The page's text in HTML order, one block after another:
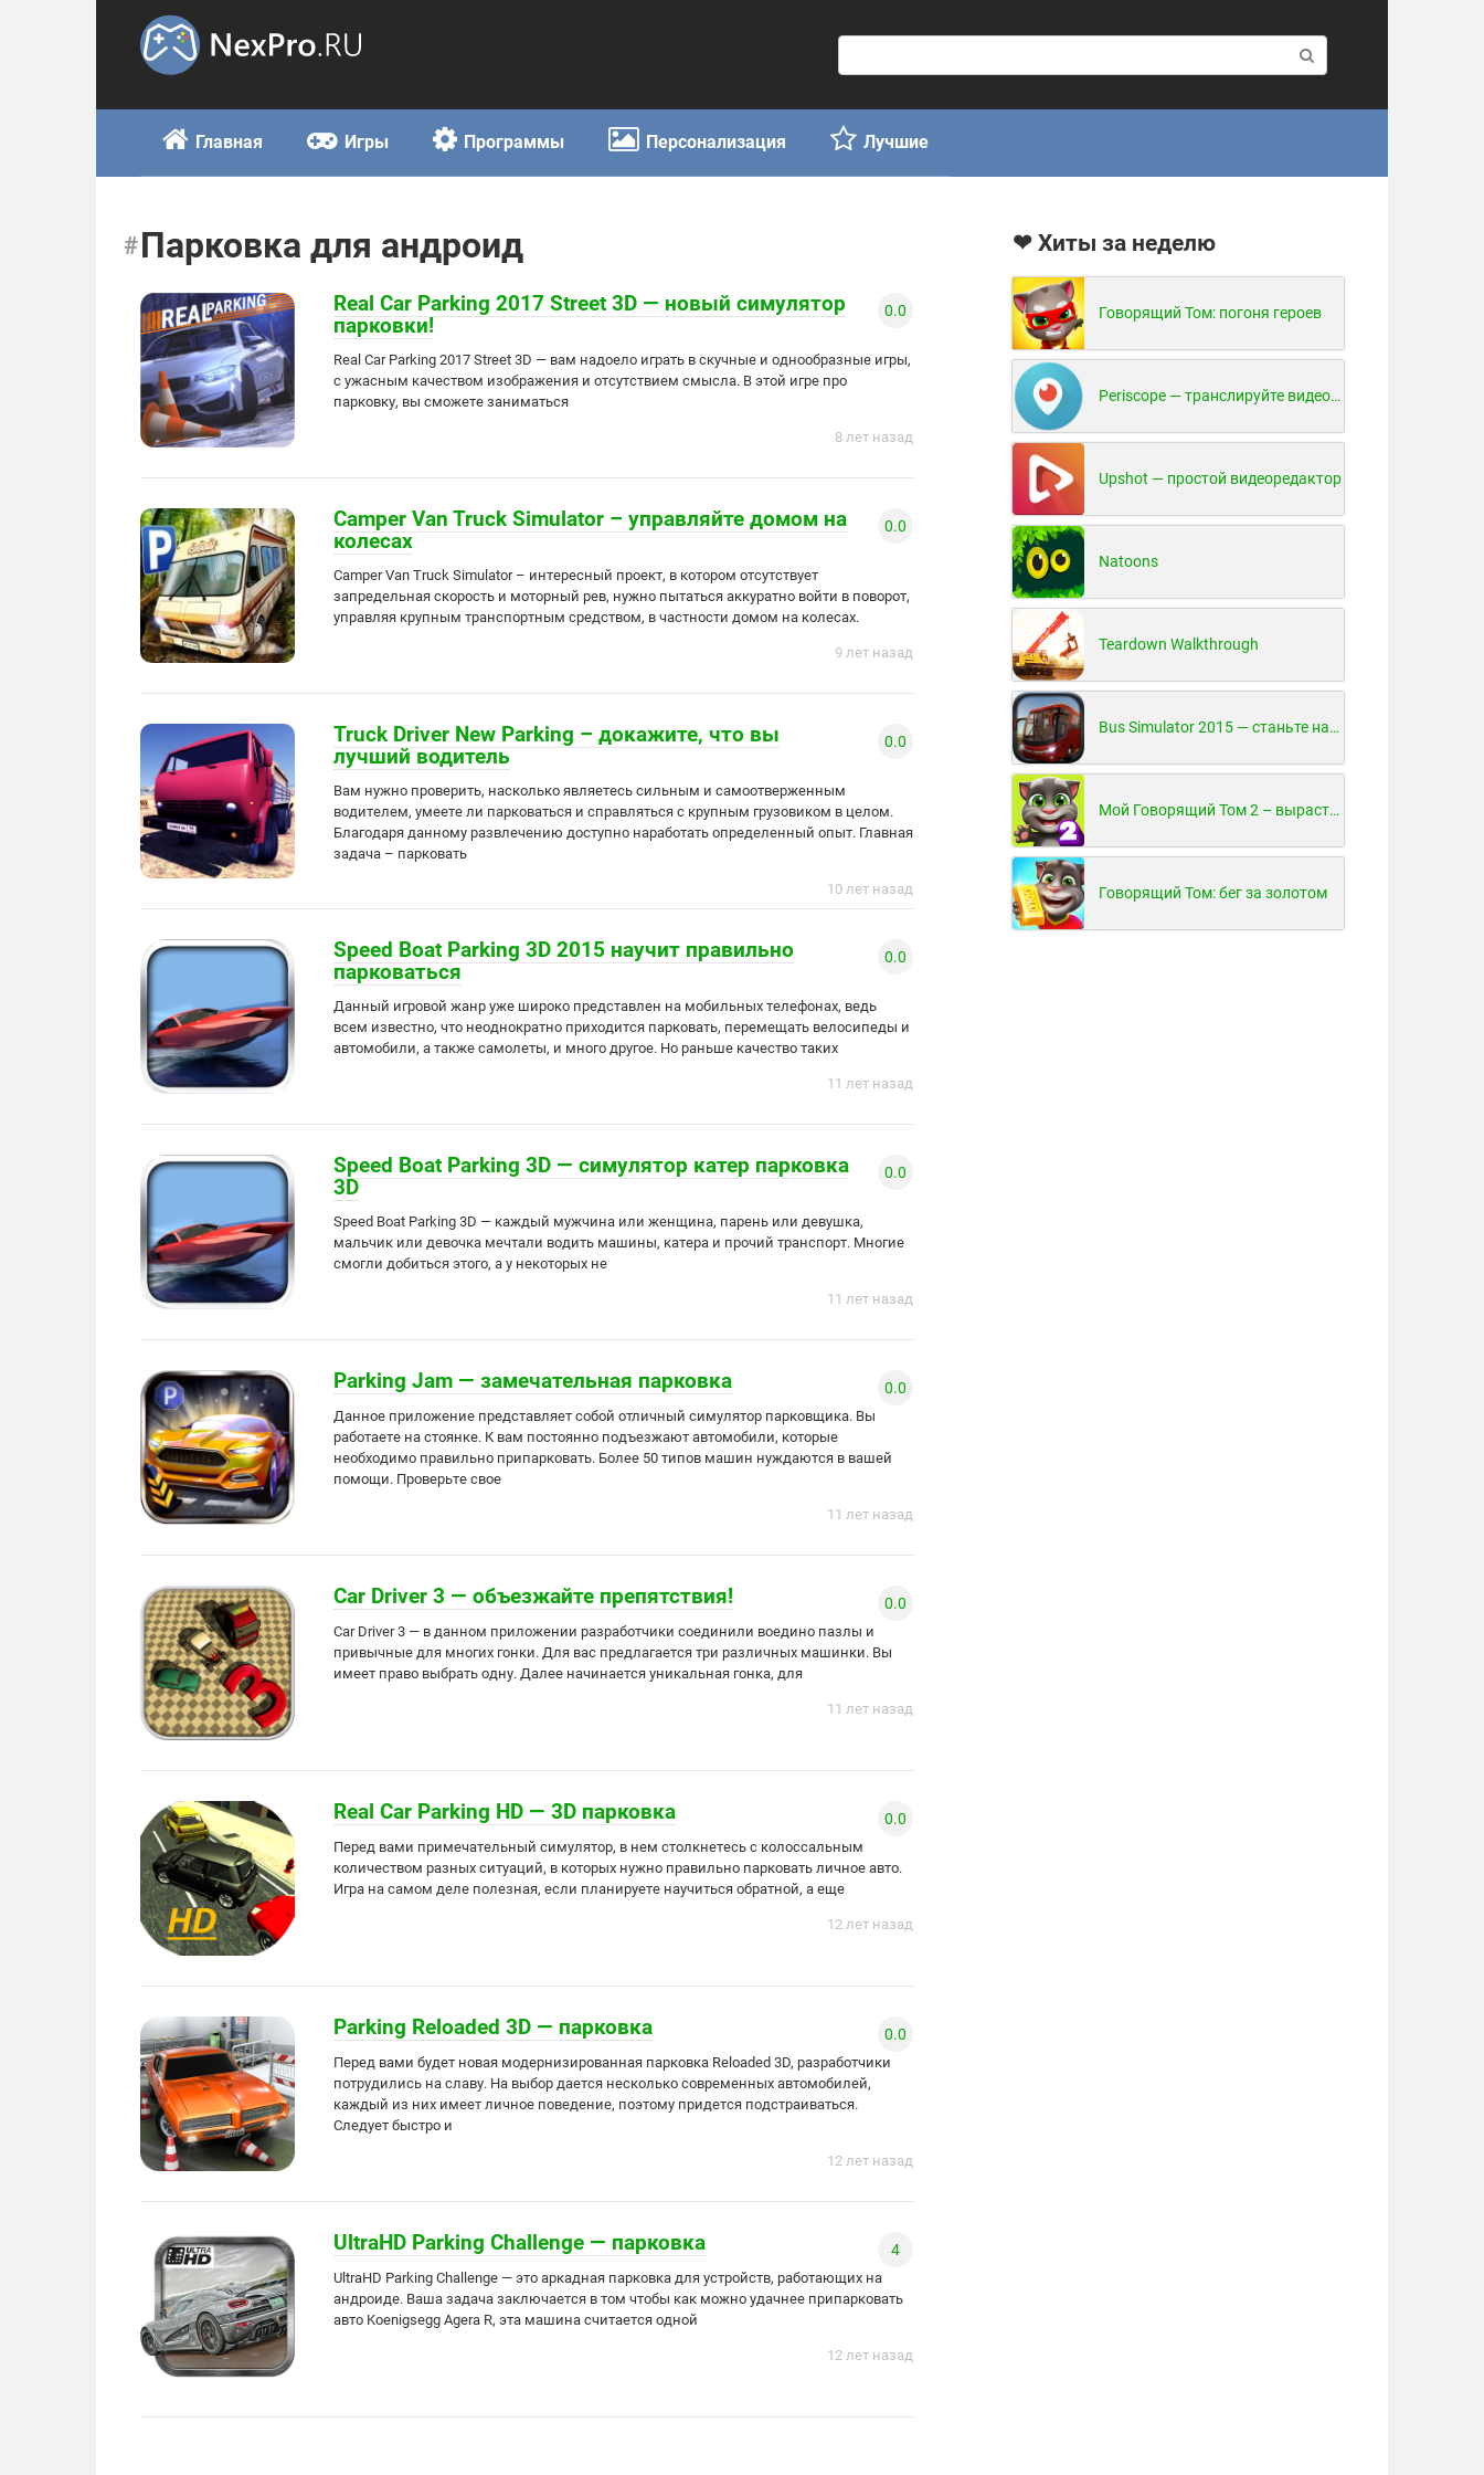
о
с
к
:
Главная Игры Программы Персонализация Лучшие
Парковка для андроид
Real Car Parking 2017 Street 3D — новый симулятор
парковки!
0.0
Real Car Parking 2017 Street 3D — вам надоело играть в скучные и однообразные игры,
с ужасным качеством изображения и отсутствием смысла. В этой игре про
парковку, вы сможете заниматься
8 лет назад
Camper Van Truck Simulator – управляйте домом на
колесах
0.0
Camper Van Truck Simulator – интересный проект, в котором отсутствует
запредельная скорость и моторный рев, нужно пытаться аккуратно войти в поворот,
управляя крупным транспортным средством, в частности домом на колесах.
9 лет назад
Truck Driver New Parking – докажите, что вы
лучший водитель
0.0
Вам нужно проверить, насколько являетесь сильным и самоотверженным
водителем, умеете ли парковаться и справляться с крупным грузовиком в целом.
Благодаря данному развлечению доступно наработать определенный опыт. Главная
задача – парковать
10 лет назад
Speed Boat Parking 3D 2015 научит правильно
парковаться
0.0
Данный игровой жанр уже широко представлен на мобильных телефонах, ведь
всем известно, что неоднократно приходится парковать, перемещать велосипеды и
автомобили, а также самолеты, и много другое. Но раньше качество таких
11 лет назад
Speed Boat Parking 3D — симулятор катер парковка
3D
0.0
Speed Boat Parking 3D — каждый мужчина или женщина, парень или девушка,
мальчик или девочка мечтали водить машины, катера и прочий транспорт. Многие
смогли добиться этого, а у некоторых не
11 лет назад
Parking Jam — замечательная парковка 0.0
Данное приложение представляет собой отличный симулятор парковщика. Вы
работаете на стоянке. К вам постоянно подъезжают автомобили, которые
необходимо правильно припарковать. Более 50 типов машин нуждаются в вашей
помощи. Проверьте свое
11 лет назад
Car Driver 3 — объезжайте препятствия! 0.0
Car Driver 3 — в данном приложении разработчики соединили воедино пазлы и
привычные для многих гонки. Для вас предлагается три различных машинки. Вы
имеет право выбрать одну. Далее начинается уникальная гонка, для
11 лет назад
Real Car Parking HD — 3D парковка 0.0
Перед вами примечательный симулятор, в нем столкнетесь с колоссальным
количеством разных ситуаций, в которых нужно правильно парковать личное авто.
Игра на самом деле полезная, если планируете научиться обратной, а еще
12 лет назад
Parking Reloaded 3D — парковка 0.0
Перед вами будет новая модернизированная парковка Reloaded 3D, разработчики
потрудились на славу. На выбор дается несколько современных автомобилей,
каждый из них имеет личное поведение, поэтому придется подстраиваться.
Следует быстро и
12 лет назад
UltraHD Parking Challenge — парковка 4
UltraHD Parking Challenge — это аркадная парковка для устройств, работающих на
андроиде. Ваша задача заключается в том чтобы как можно удачнее припарковать
авто Koenigsegg Agera R, эта машина считается одной
12 лет назад
❤ Хиты за неделю
Говорящий Том: погоня героев
Periscope — транслируйте видео в реальном времени!
Upshot — простой видеоредактор
Natoons
Teardown Walkthrough
Bus Simulator 2015 — станьте настоящим водителем автобуса!
Мой Говорящий Том 2 – вырасти и воспитай своего котенка
Говорящий Том: бег за золотом